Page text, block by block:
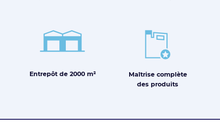
Entrepôt de 2000 m² Maîtrisecomplète
des produits